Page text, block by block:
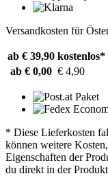
Versandkosten für
ab € 39,90 kostenlos*
ab € 0,00 € 4,90
* Diese Lieferkosten
können weitere
Eigenschaften der
du direkt in der